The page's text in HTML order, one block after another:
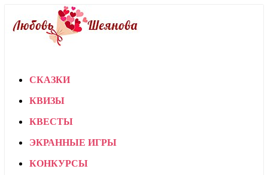
СКАЗКИ
КВИЗЫ
КВЕСТЫ
ЭКРАННЫЕ ИГРЫ
КОНКУРСЫ